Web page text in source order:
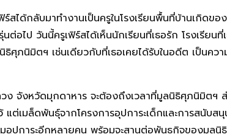
ร์สได้กลับมาทำงานเป็นครูในโรงเรียนพื้นที่บ้านเกิดข
ต่อไป วันนี้ครูเฟิร์สได้เห็นนักเรียนที่เธอรัก โรงเรียน
ศุภนิมิตฯ เช่นเดียวกับที่เธอเคยได้รับในอดีต เป็นควา
ง จังหวัดมุกดาหาร จะต้องถึงเวลาที่มูลนิธิศุภนิมิตฯ
แต่เมล็ดพันธุ์จากโครงการอุปการะเด็กและการสนับส
มอุปการะอีกหลายคน พร้อมจะสานต่อพันธกิจของมูล